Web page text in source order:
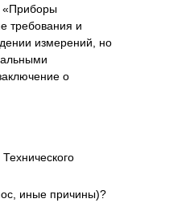
«Приборы
требования и
измерений, но
о
иные причины)?